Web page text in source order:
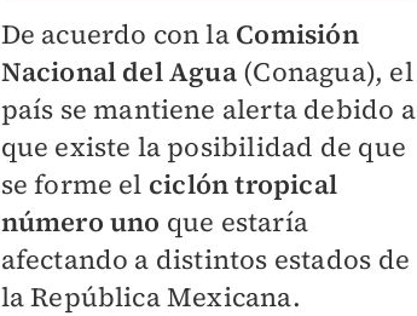
De acuerdo con laComisión
Nacional del Agua (Conagua), el
país se mantiene alerta debido a
que existe la posibilidad de que
se forme el ciclón tropical
número uno que estaría
afectando a distintos estados de
la República Mexicana.